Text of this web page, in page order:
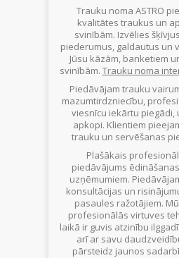
Trauku noma ASTRO
kvalitātes traukus un
svinībām. Izvēlies
piederumus, galdautus un
Jūsu kāzām, banketiem
svinībām. Trauku noma
Piedāvājam trauku
mazumtirdzniecību,
viesnīcu iekārtu piegādi,
apkopi. Klientiem
trauku un servēšanas
Plašākais
piedāvājums
uzņēmumiem.
konsultācijas un
pasaules ražotājiem.
profesionālās virtuves
laikā ir guvis atzinību
arī ar savu
pārsteidz jaunos